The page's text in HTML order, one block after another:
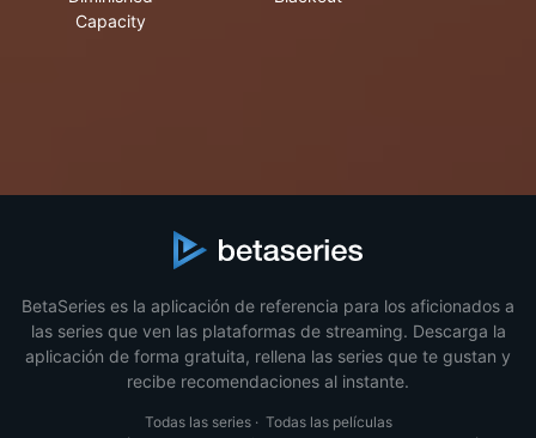
Capacity
BetaSeries es la aplicación de referencia para los aficionados a
las series que ven las plataformas de streaming. Descarga la
aplicación de forma gratuita, rellena las series que te gustan y
recibe recomendaciones al instante.
Todas las series· Todas las películas